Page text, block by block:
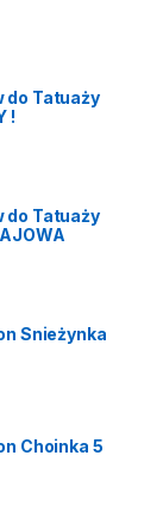
do Tatuaży
!
do Tatuaży
Snieżynka
Choinka 5